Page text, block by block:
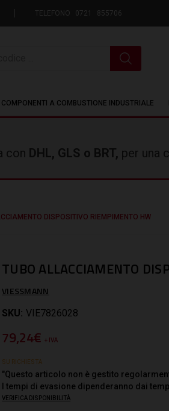
TELEFONO 0721 855706
COMPONENTI A COMBUSTIONE INDUSTRIALE
con DHL, GLS o BRT, per una
DISPOSITIVO RIEMPIMENTO HW
TUBO ALLACCIAMENTO
VIESSMANN
SKU: VIE7826028
79,24€+ IVA
SU RICHIESTA
"Questo articolo non è gestito
I tempi di evasione dipenderanno dai
VERIFICA DISPONIBILITÀ